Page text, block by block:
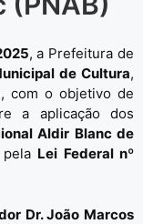
, a Prefeitura de
de Cultura,
, com o objetivo de
a aplicação dos
Aldir Blanc de
Lei Federal nº
Dr. João Marcos